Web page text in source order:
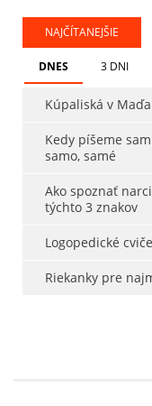
NAJČÍTANEJŠIE
DNES 3 DNI
Kúpaliská v
Kedy píšeme
samo, samé
Ako spoznať
týchto 3 znakov
Logopedické
Riekanky pre